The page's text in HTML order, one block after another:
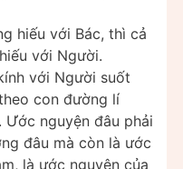
hiếu với Bác, thì cả
với Người.
với Người suốt
con đường lí
nguyện đâu phải
đâu mà còn là ước
là ước nguyện của